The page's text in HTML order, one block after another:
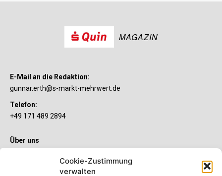
Cookie-Zustimmung
verwalten
MAGAZIN
E-Mail an die Redaktion:
gunnar.erth@s-markt-mehrwert.de
Telefon:
+49 171 489 2894
Über uns
Sie wollen mehr als ein gewöhnliches Girokonto? Dann ist unser
S-Quin Konto genau das Richtige für Sie. Die beiden